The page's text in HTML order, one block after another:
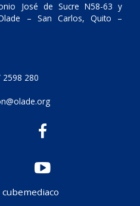
José de Sucre N58-63 y
– San Carlos, Quito –
280